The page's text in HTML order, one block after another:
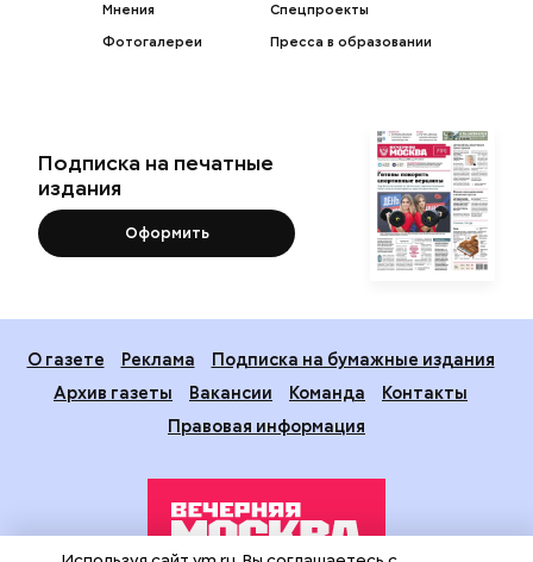
Мнения
Фотогалереи
Спецпроекты
Пресса в образовании
Подписка на печатные
издания
Оформить
О газете Реклама
Подписка на бумажные издания
Архив газеты
Вакансии Команда
Контакты
Правовая информация